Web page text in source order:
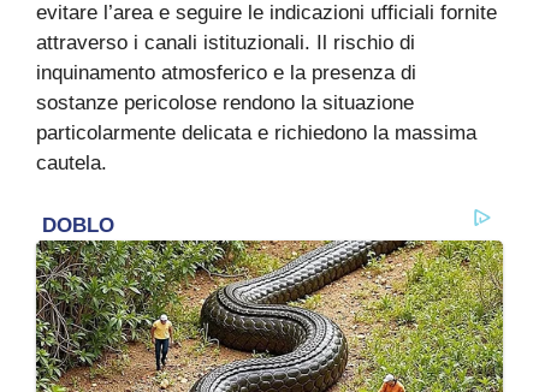
evitare l’area e seguire le indicazioni ufficiali fornite
attraverso i canali istituzionali. Il rischio di
inquinamento atmosferico e la presenza di
sostanze pericolose rendono la situazione
particolarmente delicata e richiedono la massima
cautela.